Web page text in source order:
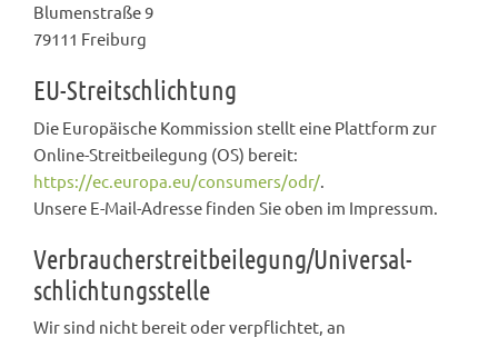
Blumenstraße 9
79111 Freiburg
EU-Streitschlichtung
Die Europäische Kommission stellt eine Plattform zur
Online-Streitbeilegung (OS) bereit:
https://ec.europa.eu/consumers/odr/
Unsere E-Mail-Adresse finden Sie oben im Impressum.
Verbraucher­streit­beilegung/Universal­
schlichtungs­stelle
Wir sind nicht bereit oder verpflichtet, an